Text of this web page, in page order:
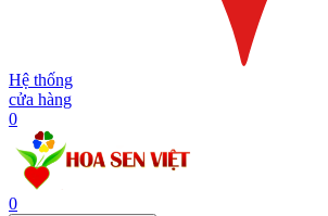
Hệ thống
cửa hàng
0
0